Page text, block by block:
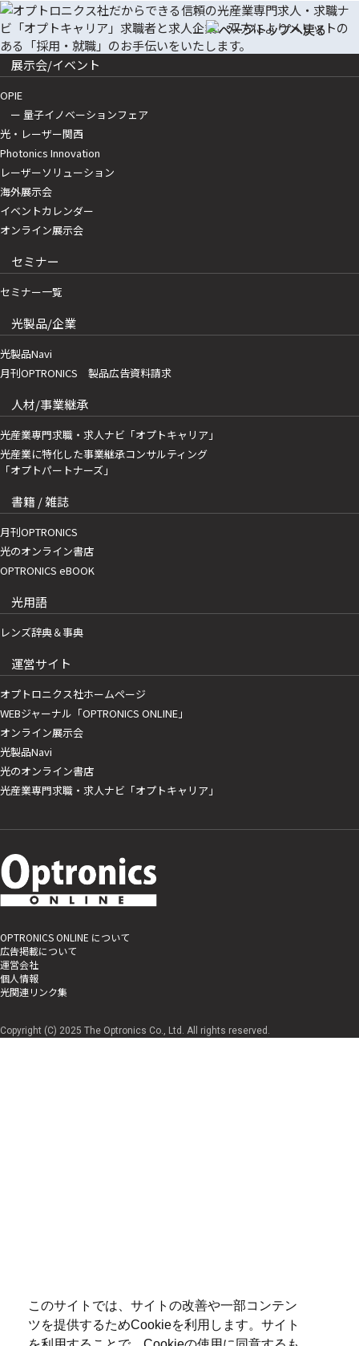
このサイトでは、サイトの改善や一部コンテン
ツを提供するためCookieを利用します。サイト
展示会/イベント
OPIE
ー 量子イノベーションフェア
光・レーザー関西
Photonics Innovation
レーザーソリューション
海外展示会
イベントカレンダー
オンライン展示会
セミナー
セミナー一覧
光製品/企業
光製品Navi
月刊OPTRONICS 製品広告資料請求
人材/事業継承
光産業専門求職・求人ナビ「オプトキャリア」
光産業に特化した事業継承コンサルティング
「オプトパートナーズ」
書籍 / 雑誌
月刊OPTRONICS
光のオンライン書店
OPTRONICS eBOOK
光用語
レンズ辞典＆事典
運営サイト
オプトロニクス社ホームページ
WEBジャーナル「OPTRONICS ONLINE」
オンライン展示会
光製品Navi
光のオンライン書店
光産業専門求職・求人ナビ「オプトキャリア」
OPTRONICS ONLINE について
広告掲載について
運営会社
個人情報
光関連リンク集
Copyright (C) 2025 The Optronics Co., Ltd. All rights reserved.